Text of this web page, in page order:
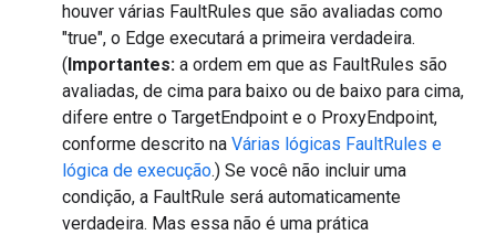
houver várias FaultRules que são avaliadas como
"true", o Edge executará a primeira verdadeira.
(Importantes: a ordem em que as FaultRules são
avaliadas, de cima para baixo ou de baixo para cima,
difere entre o TargetEndpoint e o ProxyEndpoint,
conforme descrito na Várias lógicas FaultRules e
lógica de execução.) Se você não incluir uma
condição, a FaultRule será automaticamente
verdadeira. Mas essa não é uma prática